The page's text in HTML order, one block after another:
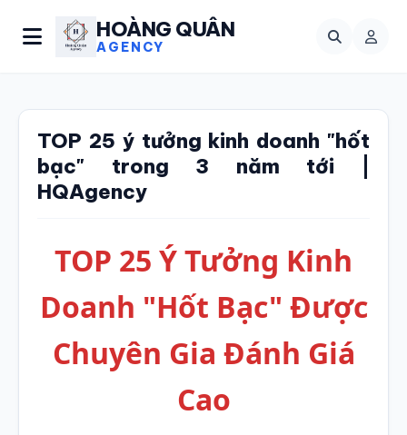
HOÀNG QUÂN
AGENCY
TOP 25 ý tưởng kinh doanh "hốt
bạc" trong 3 năm tới |
HQAgency
TOP 25 Ý Tưởng Kinh
Doanh "Hốt Bạc" Được
Chuyên Gia Đánh Giá
Cao